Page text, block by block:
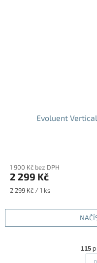
Evoluent
1 900 Kč bez DPH
2 299 Kč
Měrná
2 299 Kč / 1 ks
115